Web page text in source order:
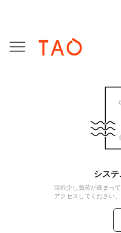
シス
現在少し負荷が高まっ
アクセスしてください